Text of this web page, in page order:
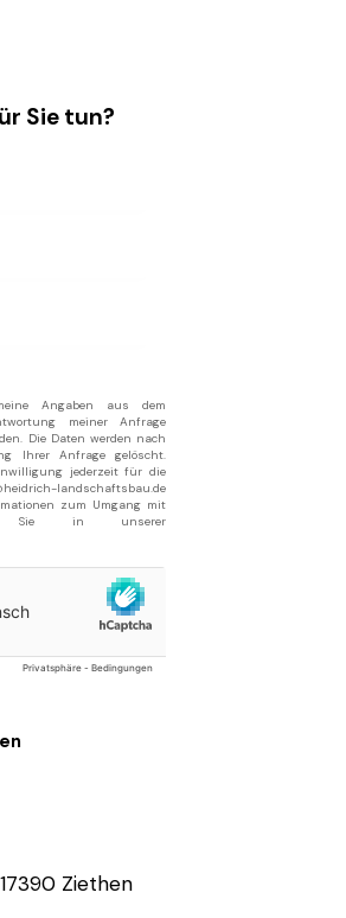
Sie tun?
Angaben aus dem
meiner Anfrage
Die Daten werden nach
Ihrer Anfrage gelöscht.
jederzeit für die
landschaftsbau.de
zum Umgang mit
Sie in unserer
Ziethen